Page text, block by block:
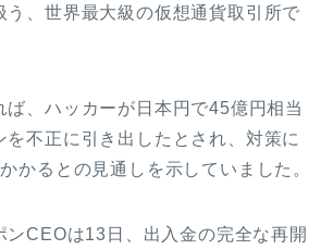
う、世界最大級の仮想通貨取引所で
ば、ハッカーが日本円で45億円相当
を不正に引き出したとされ、対策に
かるとの見通しを示していました。
ンCEOは13日、出入金の完全な再開